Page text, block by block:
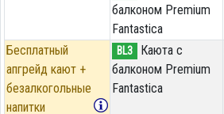
балконом Premium
Fantastica
Бесплатный
апгрейд кают +
безалкогольные
напитки
BL3
Каюта с
балконом Premium
Fantastica